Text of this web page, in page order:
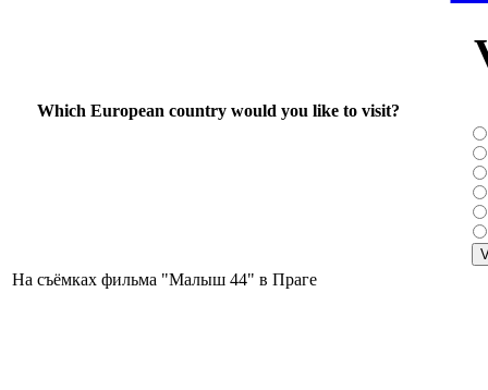
Which European country would you like to visit?
На съёмках фильма "Малыш 44" в Праге